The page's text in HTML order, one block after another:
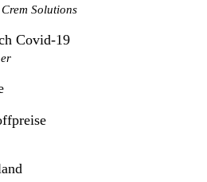
Solutions
Covid-19